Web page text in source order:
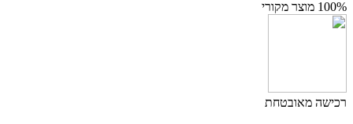
100% מוצר מקורי
רכישה מאובטחת